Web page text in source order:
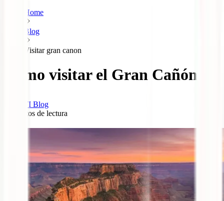
Home
Blog
Visitar gran canon
Cómo visitar el Gran Cañón
IATI Blog
minutos de lectura